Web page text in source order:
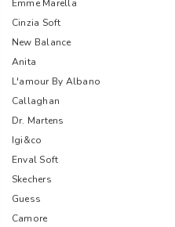
Emme Marella
Cinzia Soft
New Balance
Anita
L'amour By Albano
Callaghan
Dr. Martens
Igi&co
Enval Soft
Skechers
Guess
Camore